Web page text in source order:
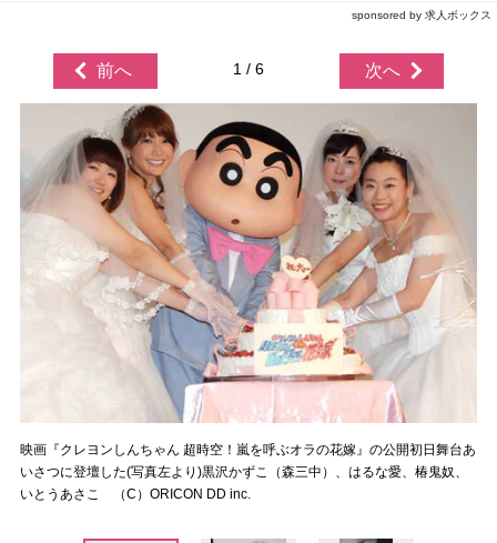
sponsored by 求人ボックス
前へ 1 / 6 次へ
映画『クレヨンしんちゃん 超時空！嵐を呼ぶオラの花嫁』の公開初日舞台あ
いさつに登壇した(写真左より)黒沢かずこ（森三中）、はるな愛、椿鬼奴、
いとうあさこ （C）ORICON DD inc.